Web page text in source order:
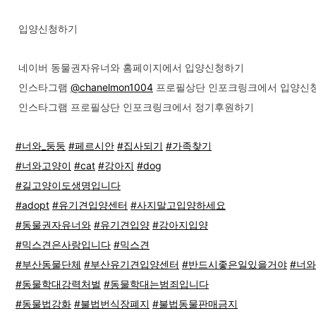
입양신청하기
네이버 동물권자유너와 홈페이지에서 입양신청하기
인스타그램 @chanelmon1004 프로필상단 인포크링크에서 입양신
인스타그램 프로필상단 인포크링크에서 정기후원하기
#너와_둥둥 #페르시안 #집사되기 #가족찾기
#너와고양이 #cat #강아지 #dog
#길고양이도생명입니다
#adopt #유기견입양센터 #사지말고입양하세요
#동물권자유너와 #유기견입양 #강아지입양
#믹스견은사랑입니다 #믹스견
#부산동물단체 #부산유기견입양센터 #반드시좋은일있을거야 #너와
#동물학대강력처벌 #동물학대는범죄입니다
#동물법강화 #불법번식장폐지 #불법동물판매금지